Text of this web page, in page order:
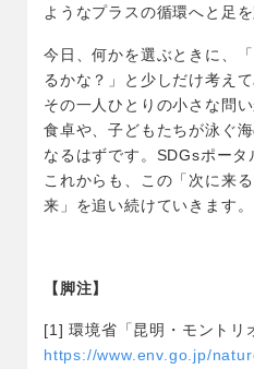
ようなプラスの循環へと足
今日、何かを選ぶときに、
るかな？」と少しだけ考え
その一人ひとりの小さな問
食卓や、子どもたちが泳ぐ
なるはずです。SDGsポー
これからも、この「次に来
来」を追い続けていきます。
【脚注】
[1] 環境省「昆明・モントリ
https://www.env.go.jp/